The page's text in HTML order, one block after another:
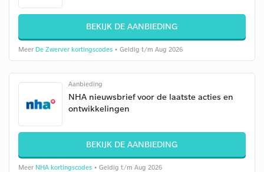
BEKIJK DE AANBIEDING
Meer De Zwerver kortingscodes • Geldig t/m Aug 2026
Aanbieding
NHA nieuwsbrief voor de laatste acties en
ontwikkelingen
BEKIJK DE AANBIEDING
Meer NHA kortingscodes • Geldig t/m Aug 2026